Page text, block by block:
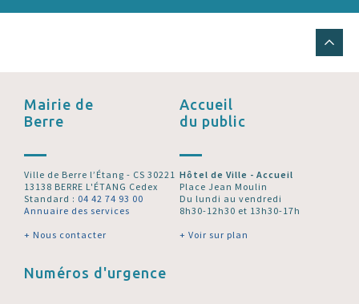
Mairie de
Berre
Ville de Berre l’Étang - CS 30221
13138 BERRE L'ÉTANG Cedex
Standard : 04 42 74 93 00
Annuaire des services
+ Nous contacter
Accueil
du public
Hôtel de Ville - Accueil
Place Jean Moulin
Du lundi au vendredi
8h30-12h30 et 13h30-17h
+ Voir sur plan
Numéros d'urgence